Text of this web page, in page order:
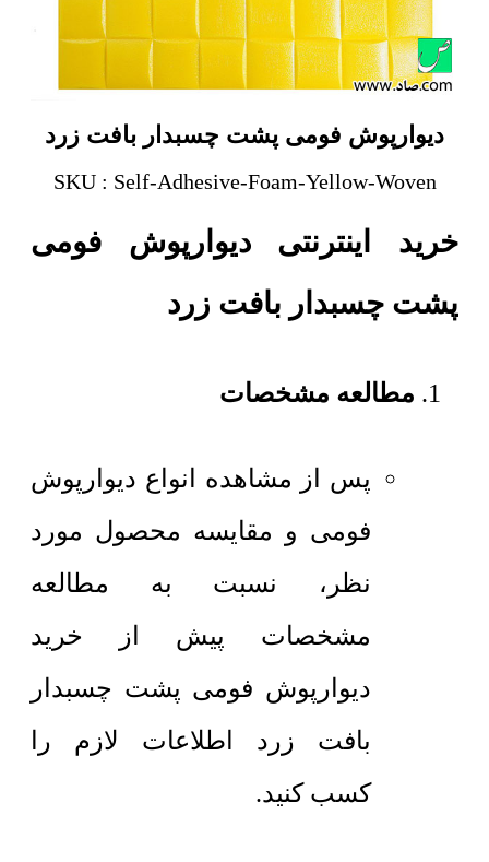
دیوارپوش فومی پشت چسبدار بافت زرد
SKU : Self-Adhesive-Foam-Yellow-Woven
خرید اینترنتی دیوارپوش فومی
پشت چسبدار بافت زرد
مطالعه مشخصات
پس از مشاهده انواع دیوارپوش
فومی و مقایسه محصول مورد
نظر، نسبت به مطالعه
مشخصات پیش از خرید
دیوارپوش فومی پشت چسبدار
بافت زرد اطلاعات لازم را
کسب کنید.